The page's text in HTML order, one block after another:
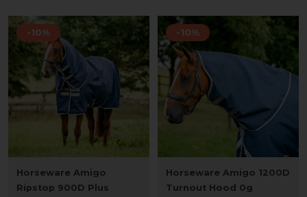
-10%
Horseware Amigo
Ripstop 900D Plus
-10%
Horseware Amigo 1200D
Turnout Hood 0g